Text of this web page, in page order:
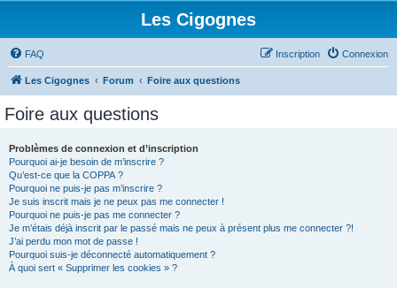
Les Cigognes
FAQ Connexion
Inscription
Les Cigognes Forum Foire aux questions
Foire aux questions
Problèmes de connexion et d’inscription
Pourquoi ai-je besoin de m’inscrire ?
Qu’est-ce que la COPPA ?
Pourquoi ne puis-je pas m’inscrire ?
Je suis inscrit mais je ne peux pas me connecter !
Pourquoi ne puis-je pas me connecter ?
Je m’étais déjà inscrit par le passé mais ne peux à présent plus me connecter ?!
J’ai perdu mon mot de passe !
Pourquoi suis-je déconnecté automatiquement ?
À quoi sert « Supprimer les cookies » ?